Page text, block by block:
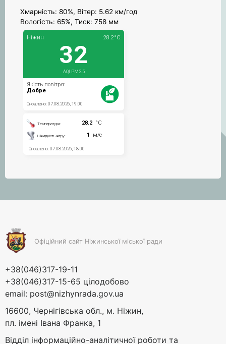
Хмарність: 80%, Вітер: 5.62 км/год
Вологість: 65%, Тиск: 758 мм
Офіційний сайт Ніжинської міської ради
+38(046)317-19-11
+38(046)317-15-65 цілодобово
email: post@nizhynrada.gov.ua
16600, Чернігівська обл., м. Ніжин,
пл. імені Івана Франка, 1
Відділ інформаційно-аналітичної роботи та